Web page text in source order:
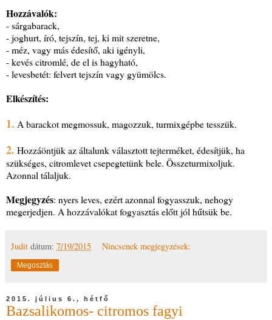
Hozzávalók:
- sárgabarack,
- joghurt, író, tejszín, tej, ki mit szeretne,
- méz, vagy más édesítő, aki igényli,
- kevés citromlé, de el is hagyható,
- levesbetét: felvert tejszín vagy gyümölcs.
Elkészítés:
1. A barackot megmossuk, magozzuk, turmixgépbe tesszük.
2. Hozzáöntjük az általunk választott tejterméket, édesítjük, ha
szükséges, citromlevet csepegtetünk bele. Összeturmixoljuk.
Azonnal tálaljuk.
Megjegyzés: nyers leves, ezért azonnal fogyasszuk, nehogy
megerjedjen. A hozzávalókat fogyasztás előtt jól hűtsük be.
Judit dátum: 7/19/2015 Nincsenek megjegyzések:
Megosztás
2015. július 6., hétfő
Bazsalikomos- citromos fagyi